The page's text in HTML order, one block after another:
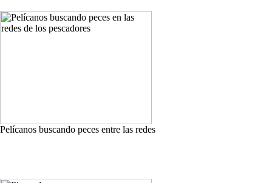
Pelícanos buscando peces entre las redes